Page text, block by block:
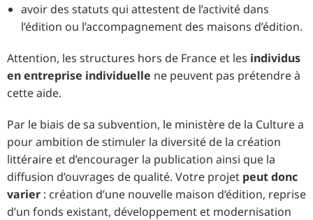
avoir des statuts qui attestent de l’activité dans
l’édition ou l’accompagnement des maisons d’édition.
Attention, les structures hors de France et les individus
en entreprise individuelle ne peuvent pas prétendre à
cette aide.
Par le biais de sa subvention, le ministère de la Culture a
pour ambition de stimuler la diversité de la création
littéraire et d’encourager la publication ainsi que la
diffusion d’ouvrages de qualité. Votre projet peut donc
varier : création d’une nouvelle maison d’édition, reprise
d’un fonds existant, développement et modernisation